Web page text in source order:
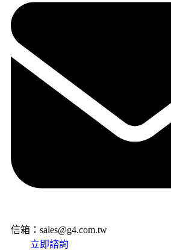
信箱：sales@g4.com.tw
立即諮詢